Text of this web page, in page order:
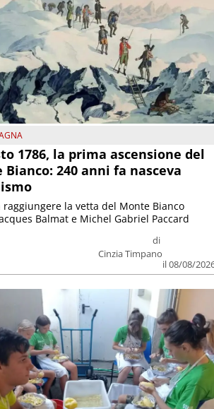
1786, la prima ascensione del
Bianco: 240 anni fa nasceva
di
Cinzia Timpano
il 08/08/
raggiungere la vetta del Monte Bianco
Balmat e Michel Gabriel Paccard